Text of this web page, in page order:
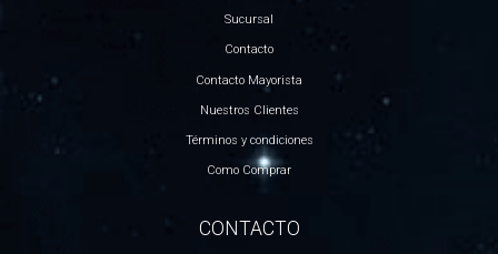
Sucursal
Contacto
Contacto Mayorista
Nuestros Clientes
Términos y condiciones
Como Comprar
CONTACTO